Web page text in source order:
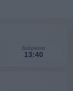
Διάρκεια
13:40